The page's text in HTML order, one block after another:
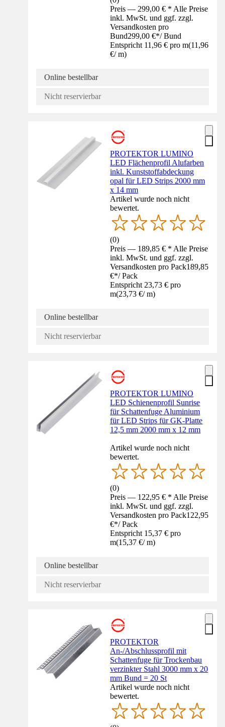
Preis — 299,00 € * Alle Preise
inkl. MwSt. und ggf. zzgl.
Versandkosten pro
Bund299,00 €*/ Bund
Entspricht 11,96 € pro m(11,96
€/ m)
Online bestellbar
Nicht reservierbar
PROTEKTOR LUMINO
LED Flächenprofil Alufarben
inkl. Kunststoffabdeckung
opal für LED Strips 2000 mm
x 14 mm
Artikel wurde noch nicht
bewertet.
(0)
Preis — 189,85 € * Alle Preise
inkl. MwSt. und ggf. zzgl.
Versandkosten pro Pack189,85
€*/ Pack
Entspricht 23,73 € pro
m(23,73 €/ m)
Online bestellbar
Nicht reservierbar
PROTEKTOR LUMINO
LED Schienenprofil Sunrise
für Schattenfuge Aluminium
für LED Strips für GK-Platte
12,5 mm 2000 mm x 12 mm
Artikel wurde noch nicht
bewertet.
(0)
Preis — 122,95 € * Alle Preise
inkl. MwSt. und ggf. zzgl.
Versandkosten pro Pack122,95
€*/ Pack
Entspricht 15,37 € pro
m(15,37 €/ m)
Online bestellbar
Nicht reservierbar
PROTEKTOR
An-/Abschlussprofil mit
Schattenfuge für Trockenbau
verzinkter Stahl 3000 mm x 20
mm Bund = 20 St
Artikel wurde noch nicht
bewertet.